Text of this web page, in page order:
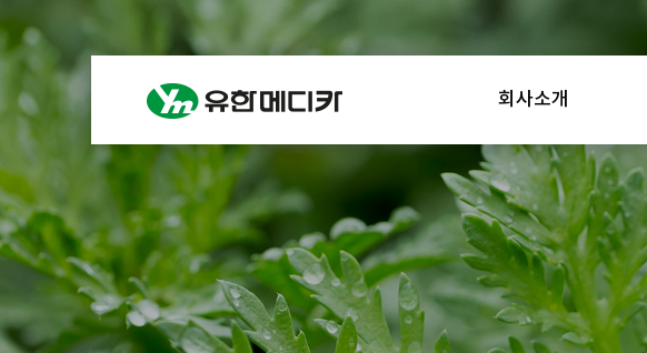
회사소개